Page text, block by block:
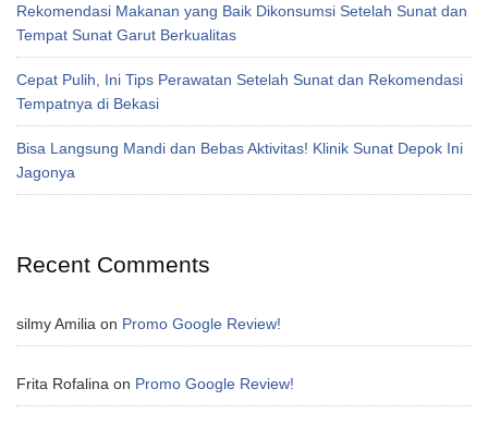
Rekomendasi Makanan yang Baik Dikonsumsi Setelah Sunat dan
Tempat Sunat Garut Berkualitas
Cepat Pulih, Ini Tips Perawatan Setelah Sunat dan Rekomendasi
Tempatnya di Bekasi
Bisa Langsung Mandi dan Bebas Aktivitas! Klinik Sunat Depok Ini
Jagonya
Recent Comments
silmy Amilia on Promo Google Review!
Frita Rofalina on Promo Google Review!